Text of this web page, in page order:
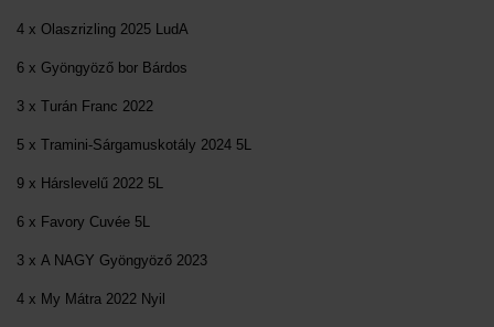
4 x Olaszrizling 2025 LudA
6 x Gyöngyöző bor Bárdos
3 x Turán Franc 2022
5 x Tramini-Sárgamuskotály 2024 5L
9 x Hárslevelű 2022 5L
6 x Favory Cuvée 5L
3 x A NAGY Gyöngyöző 2023
4 x My Mátra 2022 Nyil